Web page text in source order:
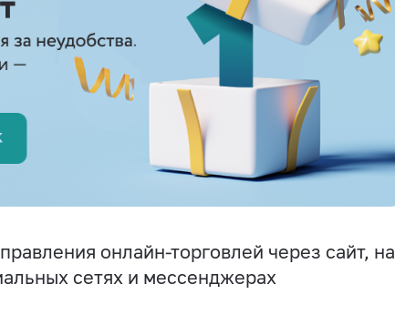
онлайн-торговлей через сайт, на
сетях и мессенджерах